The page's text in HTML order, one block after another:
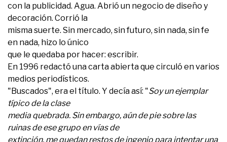
con la publicidad. Agua. Abrió un negocio de diseño y
decoración. Corrió la
misma suerte. Sin mercado, sin futuro, sin nada, sin fe
en nada, hizo lo único
que le quedaba por hacer: escribir.
En 1996 redactó una carta abierta que circuló en varios
medios periodísticos.
"Buscados", era el título. Y decía así: "Soy un ejemplar
típico de la clase
media quebrada. Sin embargo, aún de pie sobre las
ruinas de ese grupo en vías de
extinción, me quedan restos de ingenio para intentar una